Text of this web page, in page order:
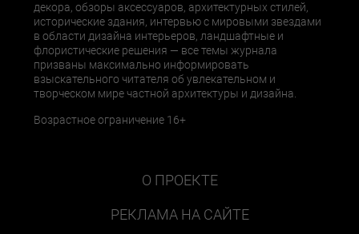
декора, обзоры аксессуаров, архитектурных стилей,
исторические здания, интервью с мировыми звездами
в области дизайна интерьеров, ландшафтные и
флористические решения — все темы журнала
призваны максимально информировать
взыскательного читателя об увлекательном и
творческом мире частной архитектуры и дизайна.
Возрастное ограничение 16+
О ПРОЕКТЕ
РЕКЛАМА НА САЙТЕ